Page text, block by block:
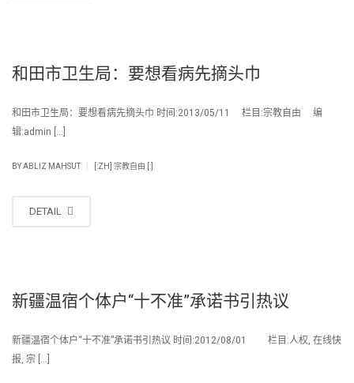
和田市卫生局：要想看病先摘头巾
和田市卫生局：要想看病先摘头巾 时间:2013/05/11 栏目:宗教自由 编
辑:admin […]
BYABLIZ MAHSUT [:ZH] 宗教自由 [:]
DETAIL
新疆温宿个体户“十不准”承诺书引热议
新疆温宿个体户“十不准”承诺书引热议 时间:2012/08/01 栏目:人权, 在线快
报, 宗 […]